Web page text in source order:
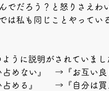
でだろう？と怒りさえわ
は私も同じことやってい
うに説明がされていまし
めない』　→『お互い良
占める』　　→『自分は買